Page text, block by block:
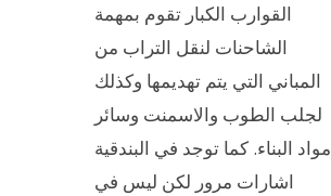
القوارب الكبار تقوم بمهمة
الشاحنات لنقل التراب من
المباني التي يتم تهديمها وكذلك
لجلب الطوب والاسمنت وسائر
مواد البناء. كما توجد في البندقية
اشارات مرور لكن ليس في